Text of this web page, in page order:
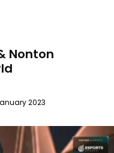
Nonton
2023